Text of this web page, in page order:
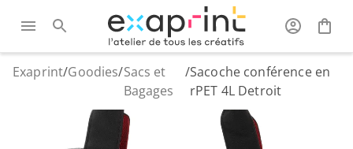
Exaprint/Goodies/Sacs et
Bagages
/Sacoche conférence en
rPET 4L Detroit